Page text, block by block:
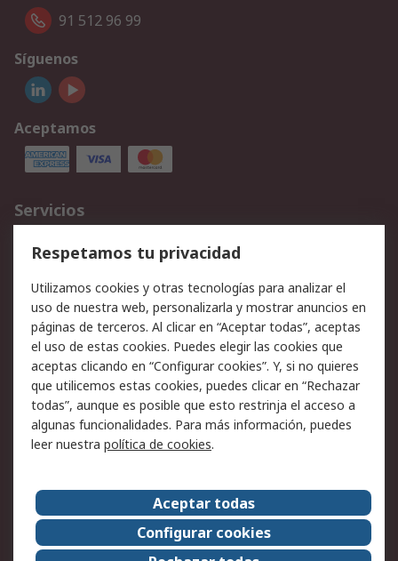
91 512 96 99
Síguenos
Aceptamos
Servicios
Cómo realizar pedidos
Devoluciones
Facturación y pago
Ofertas
Soporte técnico
Legal
Aviso legal
Política de privacidad -
Actualizada
Política sobre cookies
Seguridad de emails
Certificaciones de
Condiciones de venta
Acerca de RS
Acerca de RS
RS Group
Respetamos tu privacidad
Utilizamos cookies y otras tecnologías para analizar el
uso de nuestra web, personalizarla y mostrar anuncios en
páginas de terceros. Al clicar en “Aceptar todas”, aceptas
el uso de estas cookies. Puedes elegir las cookies que
aceptas clicando en “Configurar cookies”. Y, si no quieres
que utilicemos estas cookies, puedes clicar en “Rechazar
todas”, aunque es posible que esto restrinja el acceso a
algunas funcionalidades. Para más información, puedes
leer nuestra política de cookies.
Aceptar todas
Configurar cookies